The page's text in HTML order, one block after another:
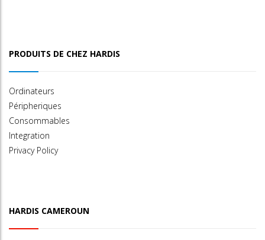
PRODUITS DE CHEZ HARDIS
Ordinateurs
Péripheriques
Consommables
Integration
Privacy Policy
HARDIS CAMEROUN